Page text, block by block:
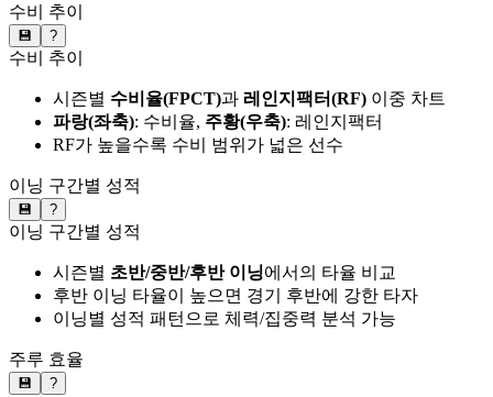
수비 추이
💾 ?
수비 추이
시즌별 수비율(FPCT)과 레인지팩터(RF) 이중 차트
파랑(좌축): 수비율, 주황(우축): 레인지팩터
RF가 높을수록 수비 범위가 넓은 선수
이닝 구간별 성적
💾 ?
이닝 구간별 성적
시즌별 초반/중반/후반 이닝에서의 타율 비교
후반 이닝 타율이 높으면 경기 후반에 강한 타자
이닝별 성적 패턴으로 체력/집중력 분석 가능
주루 효율
💾 ?